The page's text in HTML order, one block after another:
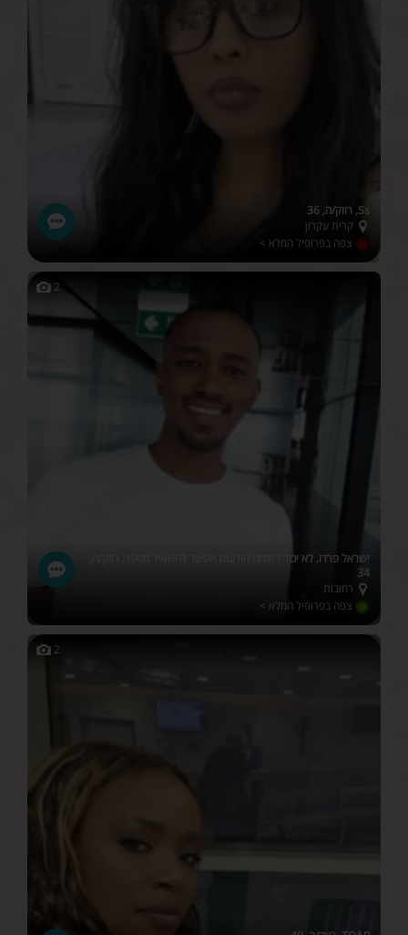
Ss, רווק/ה, 36
קרית עקרון
צפה בפרופיל המלא >
2
ישראל פרדו, לא יכול לשלוח הודעות אפשר להשאיר מספר, רווק/ה,
34
רחובות
צפה בפרופיל המלא >
2